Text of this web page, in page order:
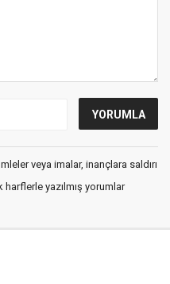
veya imalar, inançlara saldırı
yazılmış yorumlar